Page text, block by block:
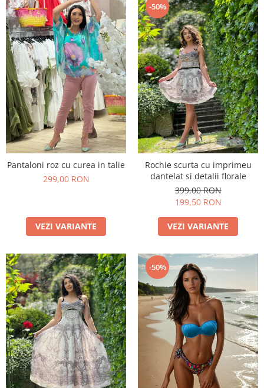
Pantaloni roz cu curea in talie
299,00 RON
VEZI VARIANTE
-50%
Rochie scurta cu imprimeu
dantelat si detalii florale
399,00 RON
199,50 RON
VEZI VARIANTE
-50%